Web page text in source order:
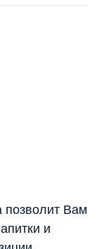
позволит Вам
и